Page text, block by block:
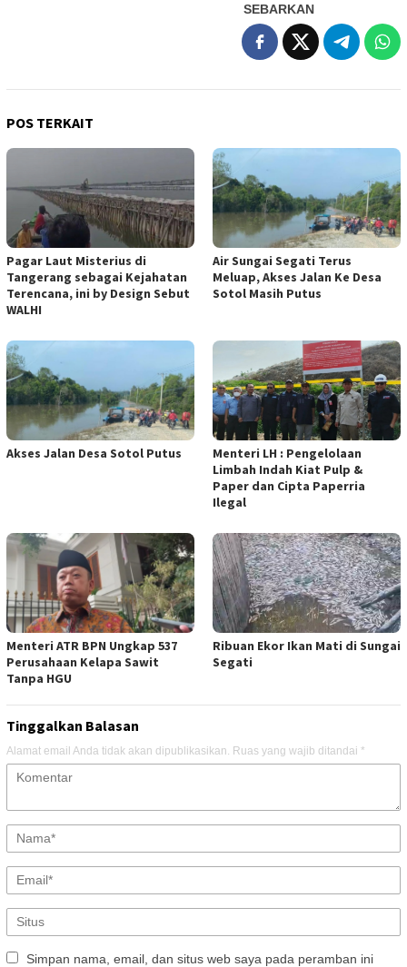
SEBARKAN
POS TERKAIT
Pagar Laut Misterius di
Tangerang sebagai Kejahatan
Terencana, ini by Design Sebut
WALHI
Air Sungai Segati Terus
Meluap, Akses Jalan Ke Desa
Sotol Masih Putus
Akses Jalan Desa Sotol Putus
Menteri LH : Pengelolaan
Limbah Indah Kiat Pulp &
Paper dan Cipta Paperria
Ilegal
Menteri ATR BPN Ungkap 537
Perusahaan Kelapa Sawit
Tanpa HGU
Ribuan Ekor Ikan Mati di Sungai
Segati
Tinggalkan Balasan
Alamat email Anda tidak akan dipublikasikan. Ruas yang wajib ditandai *
Simpan nama, email, dan situs web saya pada peramban ini